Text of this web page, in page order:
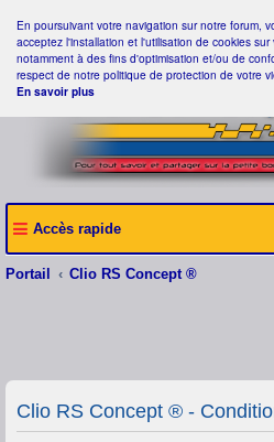
En poursuivant votre navigation sur notre forum,
acceptez l'installation et l'utilisation de cookies sur
notamment à des fins d'optimisation et/ou de
respect de notre politique de protection de votre
En savoir plus
Accès rapide
Portail Clio RS Concept ®
Clio RS Concept ® -